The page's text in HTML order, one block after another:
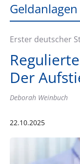
Geldanlagen
Erster deutscher
Der
Deborah Weinbuch
22.10.2025